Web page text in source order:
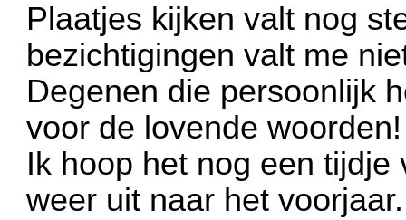
Plaatjes kijken valt nog
bezichtigingen valt me
Degenen die persoonlijk
voor de lovende woorden!
Ik hoop het nog een
weer uit naar het voorjaar.